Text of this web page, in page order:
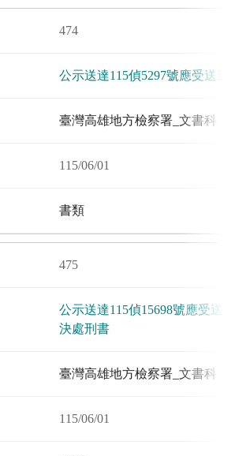
474
公示送達115偵5297號應受送
臺灣高雄地方檢察署_文書科
115/06/01
書類
475
公示送達115偵15698號應受送
決處刑書
臺灣高雄地方檢察署_文書科
115/06/01